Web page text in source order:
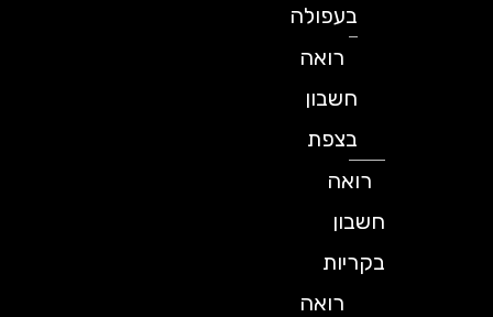
בעפולה
רואה
חשבון
בצפת
רואה
חשבון
בקריות
רואה